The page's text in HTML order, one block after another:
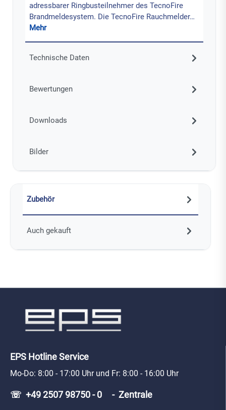
adressbarer Ringbusteilnehmer des TecnoFire
Brandmeldesystem. Die TecnoFire Rauchmelder…
Mehr
Technische Daten
Bewertungen
Downloads
Bilder
Zubehör
Auch gekauft
EPS Hotline Service
Mo-Do: 8:00 - 17:00 Uhr und Fr: 8:00 - 16:00 Uhr
☏ +49 2507 98750 - 0 - Zentrale